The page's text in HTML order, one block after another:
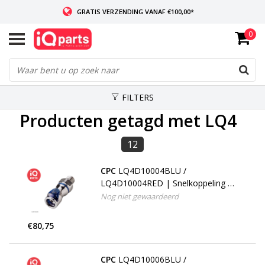
GRATIS VERZENDING VANAF €100,00*
INDIEN VOORRADIG: VOOR 14:00 BESTELD, ZELFDE DAG VERZONDEN
WERELDWIJDE LEVERING
0
FILTERS
Producten getagd met LQ4
12
CPC LQ4D10004BLU /
LQ4D10004RED | Snelkoppeling |
Verchroomd messing | 1/4" NPT
Nog niet gewaardeerd
€80,75
CPC LQ4D10006BLU /